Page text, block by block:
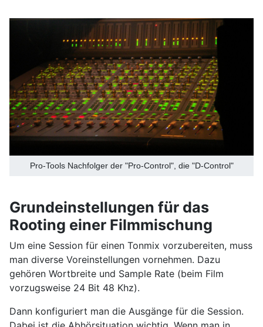
Pro-Tools Nachfolger der "Pro-Control", die "D-Control"
Grundeinstellungen für das
Rooting einer Filmmischung
Um eine Session für einen Tonmix vorzubereiten, muss
man diverse Voreinstellungen vornehmen. Dazu
gehören Wortbreite und Sample Rate (beim Film
vorzugsweise 24 Bit 48 Khz).
Dann konfiguriert man die Ausgänge für die Session.